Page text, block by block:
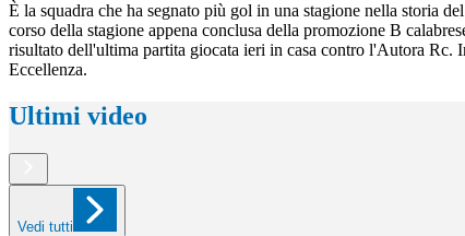
È la squadra che ha segnato più gol in una stagione nella storia
corso della stagione appena conclusa della promozione B
risultato dell'ultima partita giocata ieri in casa contro l'Autora Rc.
Eccellenza.
Ultimi video
Vedi tutti